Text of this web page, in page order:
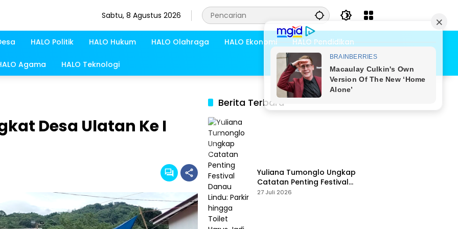
Sabtu, 8 Agustus 2026
HALO Politik HALO Hukum HALO Olahraga HALO Ekonomi HALO Pendidikan
Agama HALO Teknologi
Desa Ulatan Ke I
Berita Terbaru
Yuliana Tumonglo Ungkap
Catatan Penting Festival
Danau Lindu: Parkir hingga
27 Juli 2026